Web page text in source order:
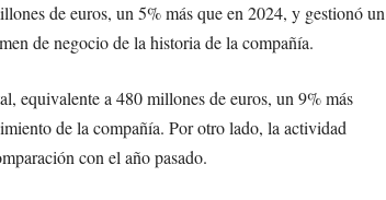
de euros, un 5% más que en 2024, y gestionó un
de negocio de la historia de la compañía.
equivalente a 480 millones de euros, un 9% más
de la compañía. Por otro lado, la actividad
con el año pasado.